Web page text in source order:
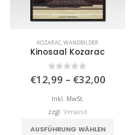
KIDS,WANDBILDER
5.00 von 5
€12,99 – €32,00
Inkl. MwSt.
zzgl. Versand
AUSFÜHRUNG WÄHLEN